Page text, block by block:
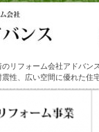
リフォーム会社アドバン
性、広い空間に優れた住